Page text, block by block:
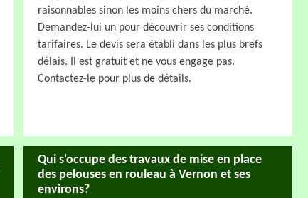
raisonnables sinon les moins chers du marché.
Demandez-lui un pour découvrir ses conditions
tarifaires. Le devis sera établi dans les plus brefs
délais. Il est gratuit et ne vous engage pas.
Contactez-le pour plus de détails.
Qui s'occupe des travaux de mise en place
des pelouses en rouleau à Vernon et ses
environs?